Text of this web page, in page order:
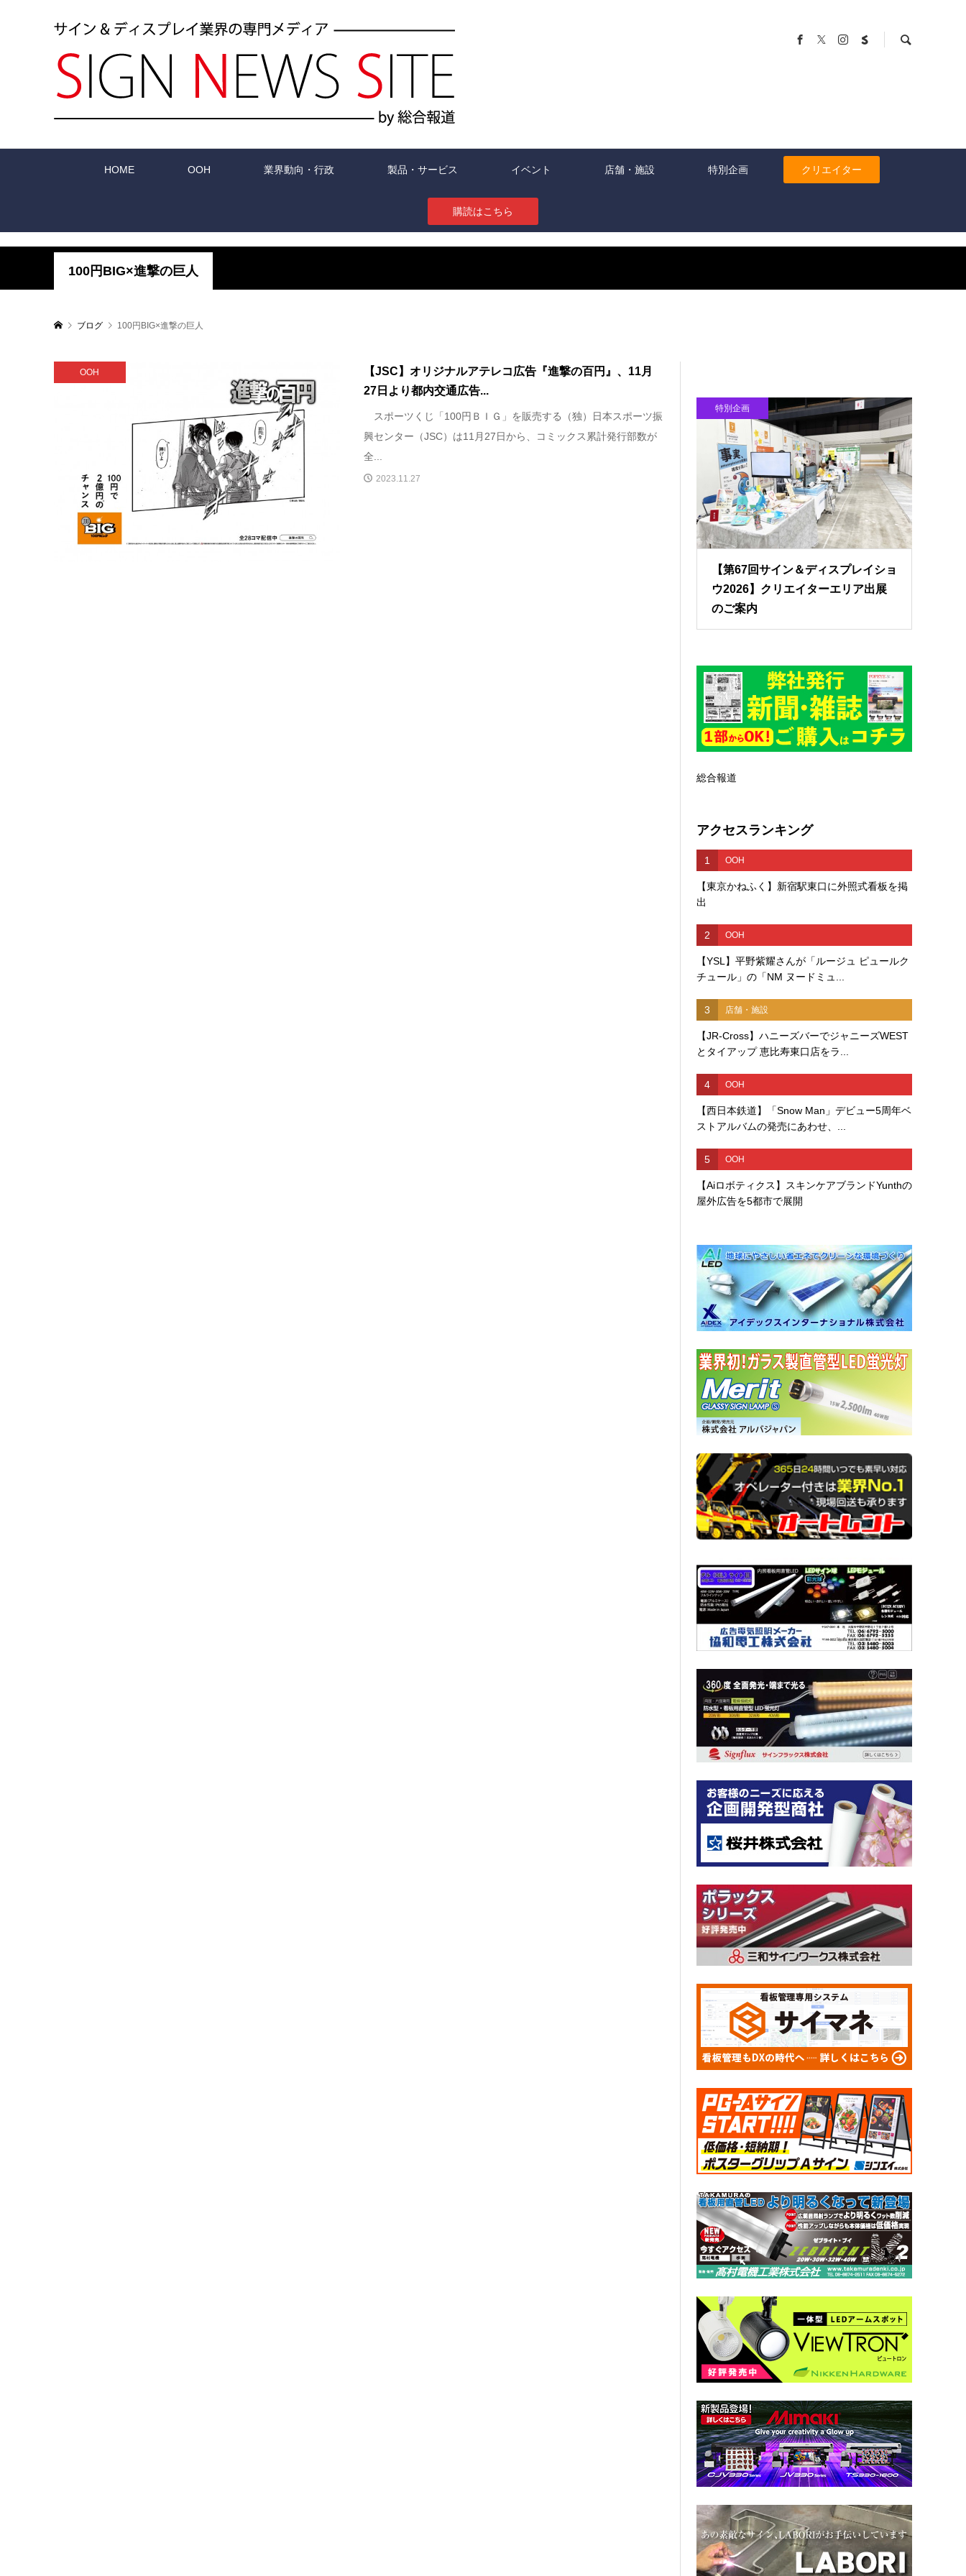
HOME OOH 業界動向・行政 製品・サービス イベント 店舗・施設 特別企画 クリエイター
購読はこちら
100円BIG×進撃の巨人
ブログ 100円BIG×進撃の巨人
OOH
【JSC】オリジナルアテレコ広告『進撃の百円』、11月
27日より都内交通広告...
スポーツくじ「100円ＢＩＧ」を販売する（独）日本スポーツ振
興センター（JSC）は11月27日から、コミックス累計発行部数が
全...
2023.11.27
特別企画
【第67回サイン＆ディスプレイショ
ウ2026】クリエイターエリア出展
のご案内
総合報道
アクセスランキング
1 OOH
【東京かねふく】新宿駅東口に外照式看板を掲
出
2 OOH
【YSL】平野紫耀さんが「ルージュ ピュールク
チュール」の「NM ヌードミュ...
3 店舗・施設
【JR-Cross】ハニーズバーでジャニーズWEST
とタイアップ 恵比寿東口店をラ...
4 OOH
【西日本鉄道】「Snow Man」デビュー5周年ベ
ストアルバムの発売にあわせ、...
5 OOH
【Aiロボティクス】スキンケアブランドYunthの
屋外広告を5都市で展開